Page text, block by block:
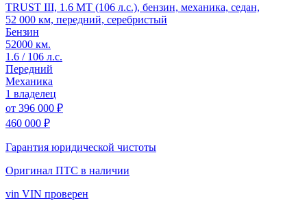
TRUST III, 1.6 MT (106 л.с.), бензин, механика, седан,
52 000 км, передний, серебристый
Бензин
52000 км.
1.6 / 106 л.с.
Передний
Механика
1 владелец
от 396 000 ₽
460 000 ₽
Гарантия юридической чистоты
Оригинал ПТС в наличии
vin VIN проверен